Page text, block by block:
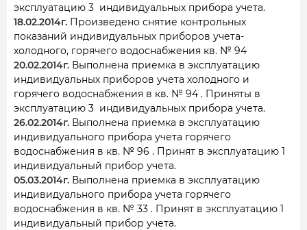
эксплуатацию 3 индивидуальных прибора учета.
18.02.2014г. Произведено снятие контрольных
показаний индивидуальных приборов учета-
холодного, горячего водоснабжения кв. № 94
20.02.2014г. Выполнена приемка в эксплуатацию
индивидуальных приборов учета холодного и
горячего водоснабжения в кв. № 94 . Приняты в
эксплуатацию 3 индивидуальных прибора учета.
26.02.2014г. Выполнена приемка в эксплуатацию
индивидуального прибора учета горячего
водоснабжения в кв. № 96 . Принят в эксплуатацию 1
индивидуальный прибор учета.
05.03.2014г. Выполнена приемка в эксплуатацию
индивидуального прибора учета горячего
водоснабжения в кв. № 33 . Принят в эксплуатацию 1
индивидуальный прибор учета.